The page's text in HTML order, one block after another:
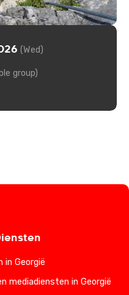
(Wed)
group)
in Georgië
mediadiensten in Georgië